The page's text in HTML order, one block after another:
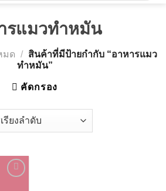
รแมวทำหมัน
มด /
สินค้าที่มีป้ายกำกับ “อาหารแมว
ทำหมัน”
คัดกรอง